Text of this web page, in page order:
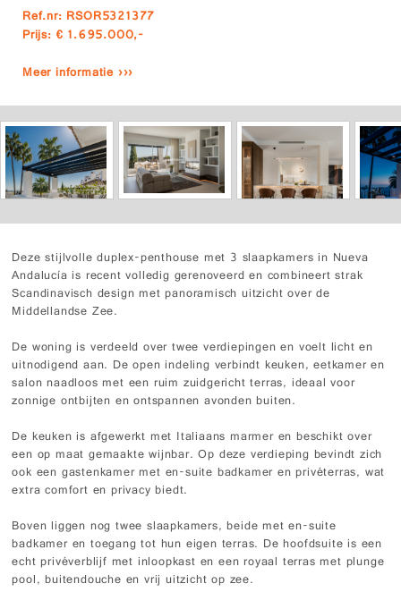
Ref.nr: RSOR5321377
Prijs: € 1.695.000,-
Meer informatie ›››
Deze stijlvolle duplex-penthouse met 3 slaapkamers in Nueva
Andalucía is recent volledig gerenoveerd en combineert strak
Scandinavisch design met panoramisch uitzicht over de
Middellandse Zee.
De woning is verdeeld over twee verdiepingen en voelt licht en
uitnodigend aan. De open indeling verbindt keuken, eetkamer en
salon naadloos met een ruim zuidgericht terras, ideaal voor
zonnige ontbijten en ontspannen avonden buiten.
De keuken is afgewerkt met Italiaans marmer en beschikt over
een op maat gemaakte wijnbar. Op deze verdieping bevindt zich
ook een gastenkamer met en-suite badkamer en privéterras, wat
extra comfort en privacy biedt.
Boven liggen nog twee slaapkamers, beide met en-suite
badkamer en toegang tot hun eigen terras. De hoofdsuite is een
echt privéverblijf met inloopkast en een royaal terras met plunge
pool, buitendouche en vrij uitzicht op zee.